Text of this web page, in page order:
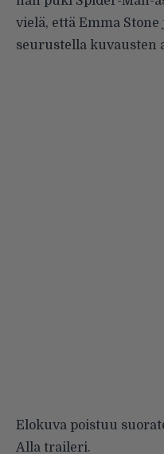
vielä, että Emma
seurustella kuvausten
Elokuva poistuu
Alla traileri.